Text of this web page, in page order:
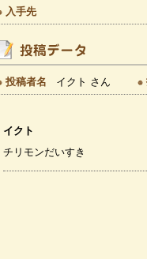
入手先
投稿者名 イクト さん
イクト
チリモンだいすき